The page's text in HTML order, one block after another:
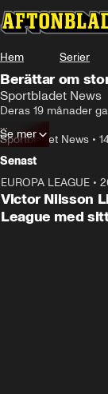
Hem Serier
Berättar om
Sportbladet News
Deras 19 månader
Nu har stjärnparet
Sportbladet News •
Se mer
Senast
EUROPA LEAGUE •
Victor Nilsson
League med